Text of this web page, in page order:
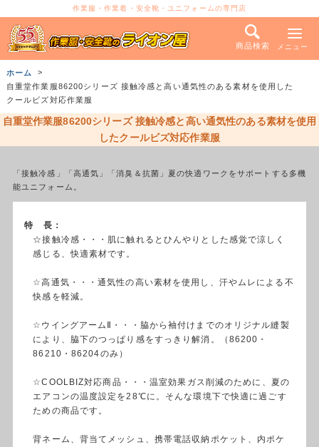
作業服・作業着・安全靴・ユニフォームの専門店
商品検索 メニュー
ホーム
自重堂作業服86200シリーズ 接触冷感と高い通気性のある素材を使用した
クールビズ対応作業服
自重堂作業服86200シリーズ 接触冷感と高い通気性のある素材を使用
したクールビズ対応作業服
「接触冷感」「高通気」「消臭＆抗菌」夏の快適ワークをサポートする多機
能ユニフォーム。
特 長：
☆接触冷感・・・肌に触れるとひんやりとした感覚で涼しく
感じる、快適素材です。
☆高通気・・・通気性の高い素材を使用し、汗やムレによる不
快感を軽減。
☆ウイングアームⅡ・・・脇から袖付けまでのオリジナル縫製
により、脇下のつっぱり感をすっきり解消。（86200・
86210・86204のみ）
☆COOLBIZ対応商品・・・温室効果ガス削減のために、夏の
エアコンの温度設定を28℃に。そんな環境下で快適に過ごす
ための商品です。
背ネーム、背当てメッシュ、携帯電話収納ポケット、内ポケ